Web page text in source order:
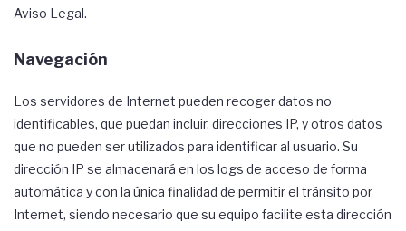
Aviso Legal.
Navegación
Los servidores de Internet pueden recoger datos no
identificables, que puedan incluir, direcciones IP, y otros datos
que no pueden ser utilizados para identificar al usuario. Su
dirección IP se almacenará en los logs de acceso de forma
automática y con la única finalidad de permitir el tránsito por
Internet, siendo necesario que su equipo facilite esta dirección